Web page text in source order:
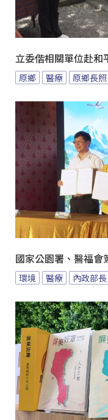
立委偕相關單位赴和
原鄉 醫療 原鄉長照
國家公園署、醫福會
環境 醫療 內政部長